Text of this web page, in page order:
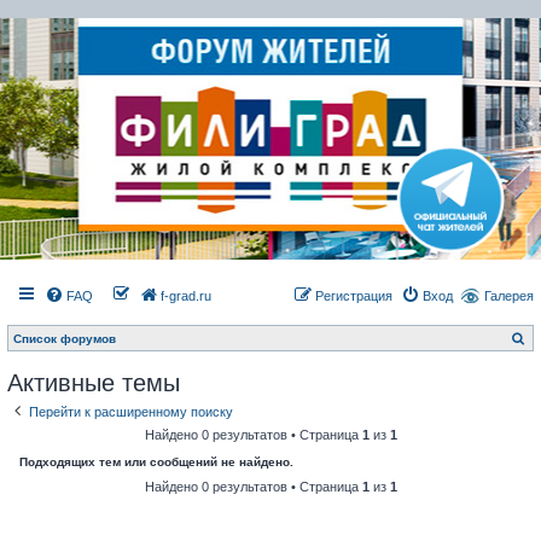
Галерея
FAQ f-grad.ru Вход
Регистрация
Список форумов
о
Активные темы
Перейти к расширенному поиску
Найдено 0 результатов • Страница 1 из 1
Подходящих тем или сообщений не найдено.
Найдено 0 результатов • Страница 1 из 1